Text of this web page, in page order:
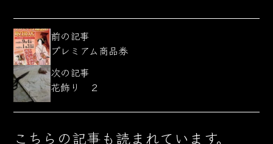
前の記事
プレミアム商品券
次の記事
花飾り ２
こちらの記事も読まれています。